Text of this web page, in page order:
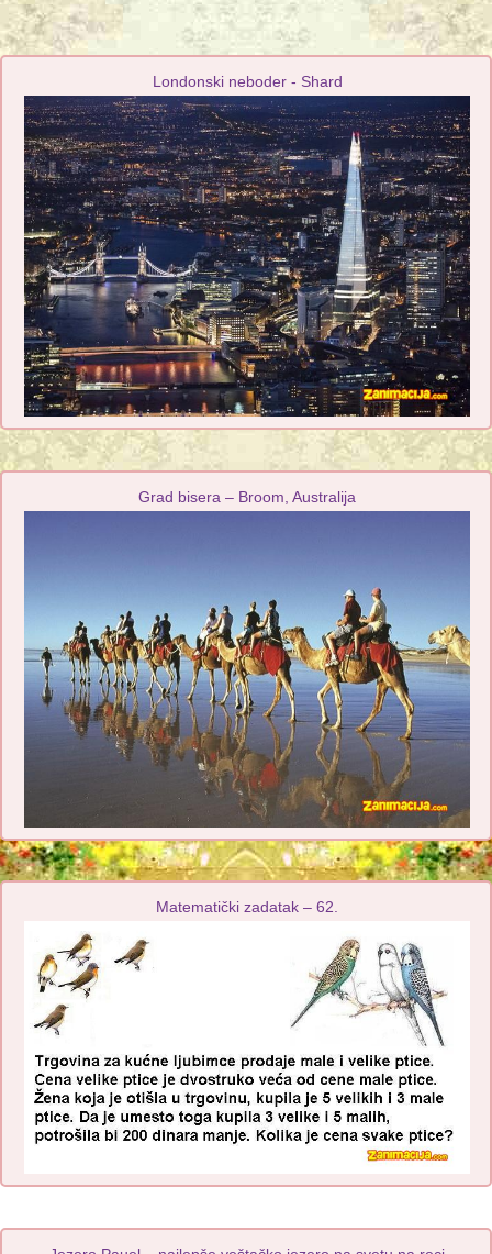
Londonski neboder - Shard
Grad bisera – Broom, Australija
Matematički zadatak – 62.